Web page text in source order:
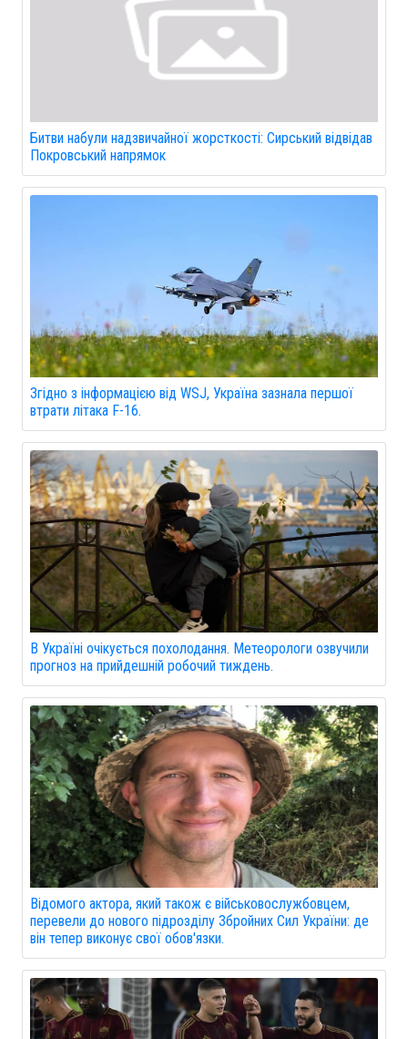
Битви набули надзвичайної жорсткості: Сирський відвідав
Покровський напрямок
Згідно з інформацією від WSJ, Україна зазнала першої
втрати літака F-16.
В Україні очікується похолодання. Метеорологи озвучили
прогноз на прийдешній робочий тиждень.
Відомого актора, який також є військовослужбовцем,
перевели до нового підрозділу Збройних Сил України: де
він тепер виконує свої обов'язки.